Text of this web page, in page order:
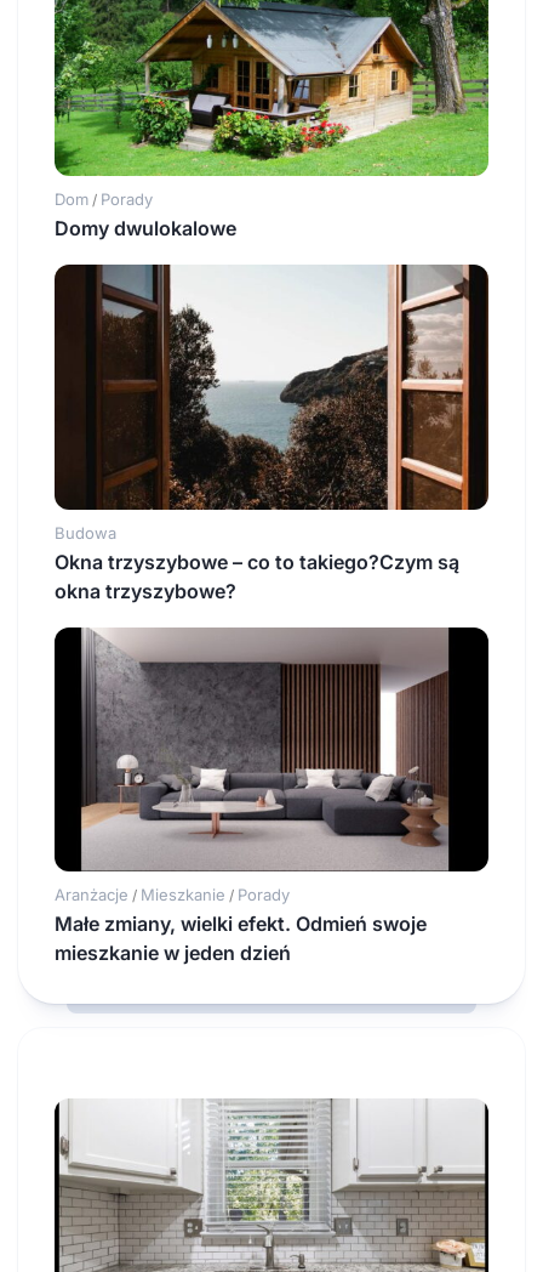
Dom / Porady
Domy dwulokalowe
Budowa
Okna trzyszybowe – co to takiego?Czym są
okna trzyszybowe?
Aranżacje / Mieszkanie / Porady
Małe zmiany, wielki efekt. Odmień swoje
mieszkanie w jeden dzień